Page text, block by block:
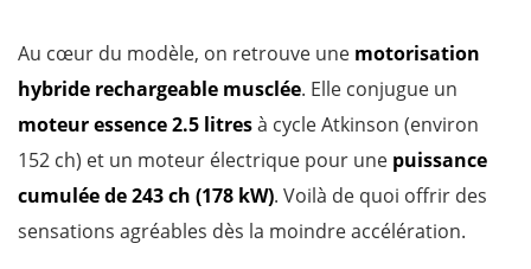
Au cœur du modèle, on retrouve une motorisation
hybride rechargeable musclée. Elle conjugue un
moteur essence 2.5 litresà cycle Atkinson (environ
152 ch) et un moteur électrique pour une puissance
cumulée de 243 ch (178 kW). Voilà de quoi offrir des
sensations agréables dès la moindre accélération.